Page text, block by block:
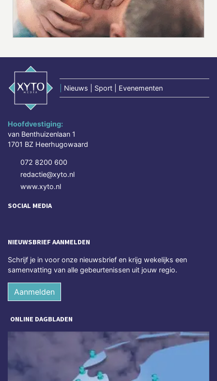
Nieuws | Sport | Evenementen
Hoofdvestiging:
van Benthuizenlaan 1
1701 BZ Heerhugowaard
072 8200 600
redactie@xyto.nl
www.xyto.nl
SOCIAL MEDIA
NIEUWSBRIEF AANMELDEN
Schrijf je in voor onze nieuwsbrief en krijg wekelijks een
samenvatting van alle gebeurtenissen uit jouw regio.
Aanmelden
ONLINE DAGBLADEN